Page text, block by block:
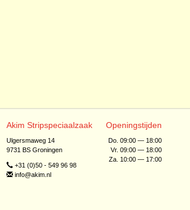
Akim Stripspeciaalzaak
Ulgersmaweg 14
9731 BS Groningen
+31 (0)50 - 549 96 98
info@akim.nl
Openingstijden
Do. 09:00 — 18:00
Vr. 09:00 — 18:00
Za. 10:00 — 17:00